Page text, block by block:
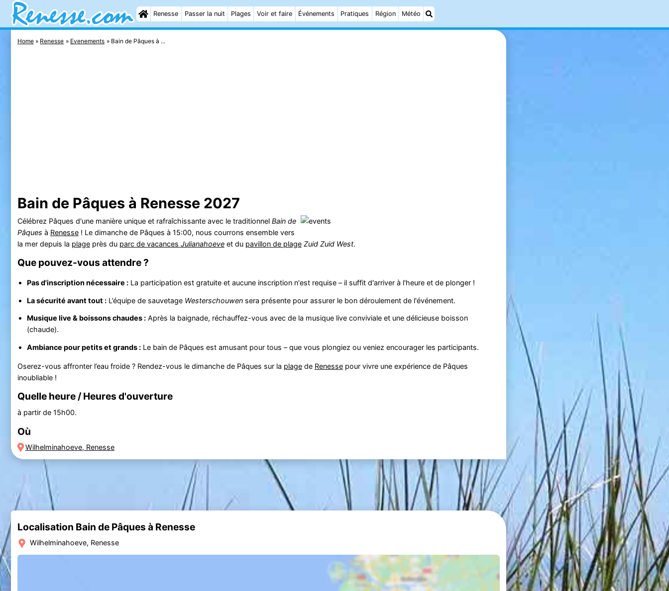
Renesse Passer la nuit Plages Voir et faire Événements Pratiques Région Météo
Home Renesse Evenements Bain de Pâques à ...
Bain de Pâques à Renesse 2027
Célébrez Pâques d'une manière unique et rafraîchissante avec le traditionnel Bain de
Pâques à Renesse! Le dimanche de Pâques à 15:00, nous courrons ensemble vers
la mer depuis la plageprès du parc de vacances Julianahoeveet du pavillon de plage Zuid Zuid West.
Que pouvez-vous attendre ?
Pas d'inscription nécessaire :La participation est gratuite et aucune inscription n'est requise – il suffit d'arriver à l'heure et de plonger !
La sécurité avant tout :L’équipe de sauvetage Westerschouwensera présente pour assurer le bon déroulement de l'événement.
Musique live & boissons chaudes :Après la baignade, réchauffez-vous avec de la musique live conviviale et une délicieuse boisson
(chaude).
Ambiance pour petits et grands :Le bain de Pâques est amusant pour tous – que vous plongiez ou veniez encourager les participants.
Oserez-vous affronter l’eau froide ? Rendez-vous le dimanche de Pâques sur la plagede Renessepour vivre une expérience de Pâques
inoubliable !
Quelle heure / Heures d'ouverture
à partir de 15h00.
Où
Wilhelminahoeve, Renesse
Localisation Bain de Pâques à Renesse
Wilhelminahoeve, Renesse